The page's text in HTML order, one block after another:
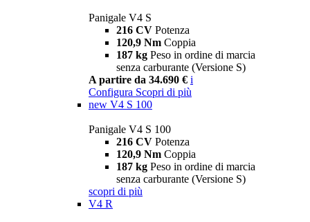
Panigale V4 S
216 CV Potenza
120,9 Nm Coppia
187 kg Peso in ordine di marcia
senza carburante (Versione S)
A partire da 34.690 € i
Configura Scopri di più
new V4 S 100
Panigale V4 S 100
216 CV Potenza
120,9 Nm Coppia
187 kg Peso in ordine di marcia
senza carburante (Versione S)
scopri di più
V4 R